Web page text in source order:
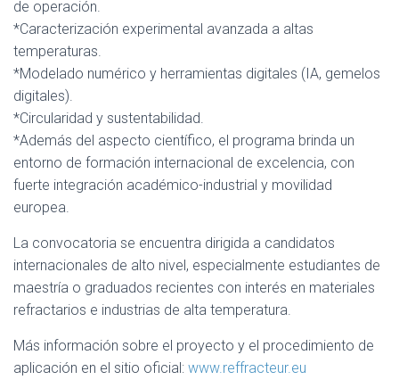
de operación.
*Caracterización experimental avanzada a altas
temperaturas.
*Modelado numérico y herramientas digitales (IA, gemelos
digitales).
*Circularidad y sustentabilidad.
*Además del aspecto científico, el programa brinda un
entorno de formación internacional de excelencia, con
fuerte integración académico-industrial y movilidad
europea.
La convocatoria se encuentra dirigida a candidatos
internacionales de alto nivel, especialmente estudiantes de
maestría o graduados recientes con interés en materiales
refractarios e industrias de alta temperatura.
Más información sobre el proyecto y el procedimiento de
aplicación en el sitio oficial: www.reffracteur.eu